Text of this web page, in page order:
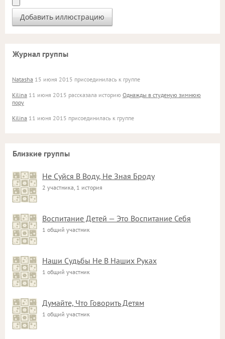
Журнал группы
Natasha 15 июня 2015 присоединилась к группе
Kilina 11 июня 2015 рассказала историю Однажды в студеную зимнюю
пору
Kilina 11 июня 2015 присоединилась к группе
Близкие группы
Не Суйся В Воду, Не Зная Броду
2 участника, 1 история
Воспитание Детей — Это Воспитание Себя
1 общий участник
Наши Судьбы Не В Наших Руках
1 общий участник
Думайте, Что Говорить Детям
1 общий участник